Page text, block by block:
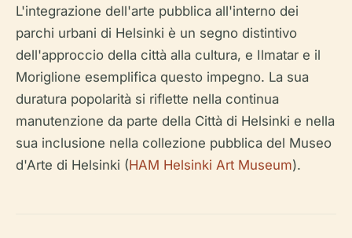
L'integrazione dell'arte pubblica all'interno dei
parchi urbani di Helsinki è un segno distintivo
dell'approccio della città alla cultura, e Ilmatar e il
Moriglione esemplifica questo impegno. La sua
duratura popolarità si riflette nella continua
manutenzione da parte della Città di Helsinki e nella
sua inclusione nella collezione pubblica del Museo
d'Arte di Helsinki (HAM Helsinki Art Museum).